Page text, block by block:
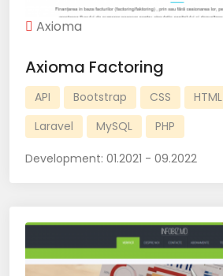
Axioma
Axioma Factoring
API Bootstrap CSS HTML
Laravel
MySQL PHP
Development: 01.2021 - 09.2022